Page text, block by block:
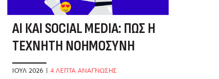
AI ΚΑΙ SOCIAL MEDIA: ΠΏΣ Η
ΤΕΧΝΗΤΉ ΝΟΗΜΟΣΎΝΗ
ΑΛΛΆΖΕΙ ΤΟ ΤΟΠΊΟ
ΙΟΎΛ 2026 | 4 ΛΕΠΤΑ ΑΝΑΓΝΩΣΗΣ